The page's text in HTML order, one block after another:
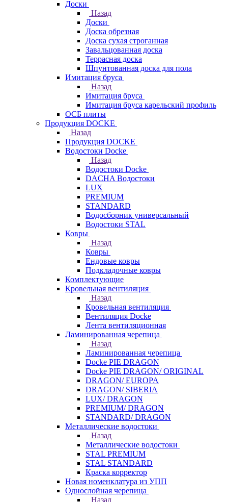
Доски
Назад
Доски
Доска обрезная
Доска сухая строганная
Завальцованная доска
Террасная доска
Шпунтованная доска для пола
Имитация бруса
Назад
Имитация бруса
Имитация бруса карельский профиль
ОСБ плиты
Продукция DOCKE
Назад
Продукция DOCKE
Водостоки Docke
Назад
Водостоки Docke
DACHA Водостоки
LUX
PREMIUM
STANDARD
Водосборник универсальный
Водостоки STAL
Ковры
Назад
Ковры
Ендовые ковры
Подкладочные ковры
Комплектующие
Кровельная вентиляция
Назад
Кровельная вентиляция
Вентиляция Docke
Лента вентиляционная
Ламинированная черепица
Назад
Ламинированная черепица
Docke PIE DRAGON
Docke PIE DRAGON/ ORIGINAL
DRAGON/ EUROPA
DRAGON/ SIBERIA
LUX/ DRAGON
PREMIUM/ DRAGON
STANDARD/ DRAGON
Металлические водостоки
Назад
Металлические водостоки
STAL PREMIUM
STAL STANDARD
Краска корректор
Новая номенклатура из УПП
Однослойная черепица
Назад